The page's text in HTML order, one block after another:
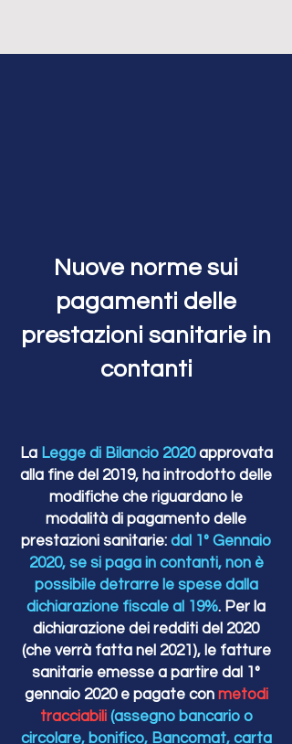
Nuove norme sui
pagamenti delle
prestazioni sanitarie in
contanti
La Legge di Bilancio 2020approvata
alla fine del 2019, ha introdotto delle
modifiche che riguardano le
modalità di pagamento delle
prestazioni sanitarie: dal 1° Gennaio
2020, se si paga in contanti, non è
possibile detrarre le spese dalla
dichiarazione fiscale al 19%. Per la
dichiarazione dei redditi del 2020
(che verrà fatta nel 2021), le fatture
sanitarie emesse a partire dal 1°
gennaio 2020 e pagate con metodi
tracciabili (assegno bancario o
circolare, bonifico, Bancomat, carta